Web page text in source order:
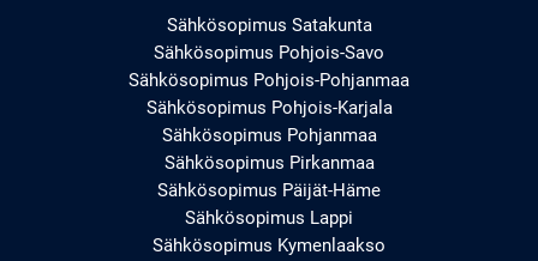
Sähkösopimus Satakunta
Sähkösopimus Pohjois-Savo
Sähkösopimus Pohjois-Pohjanmaa
Sähkösopimus Pohjois-Karjala
Sähkösopimus Pohjanmaa
Sähkösopimus Pirkanmaa
Sähkösopimus Päijät-Häme
Sähkösopimus Lappi
Sähkösopimus Kymenlaakso